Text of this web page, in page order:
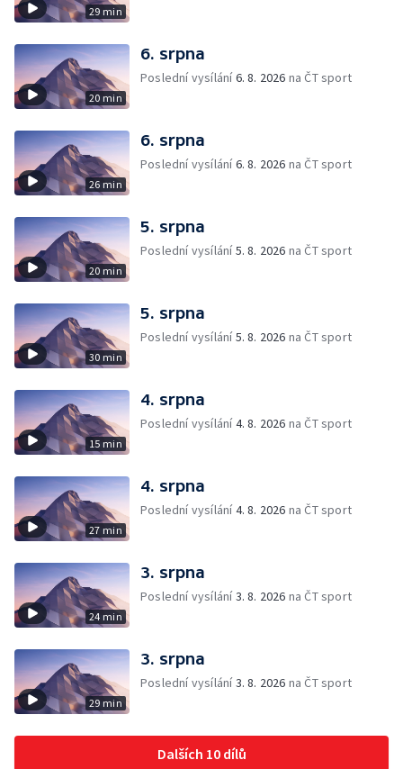
29 min
20 min
6. srpna
Poslední vysílání6. 8. 2026 na ČT sport
26 min
6. srpna
Poslední vysílání6. 8. 2026 na ČT sport
20 min
5. srpna
Poslední vysílání5. 8. 2026 na ČT sport
30 min
5. srpna
Poslední vysílání5. 8. 2026 na ČT sport
15 min
4. srpna
Poslední vysílání4. 8. 2026 na ČT sport
27 min
4. srpna
Poslední vysílání4. 8. 2026 na ČT sport
24 min
3. srpna
Poslední vysílání3. 8. 2026 na ČT sport
29 min
3. srpna
Poslední vysílání3. 8. 2026 na ČT sport
Dalších 10 dílů